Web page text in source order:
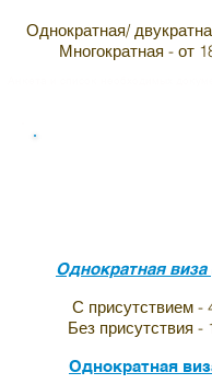
Однократная/
Многократная - от
Анкета и список необходимых
Однократная виза
С присутствием -
Без присутствия -
Однократная